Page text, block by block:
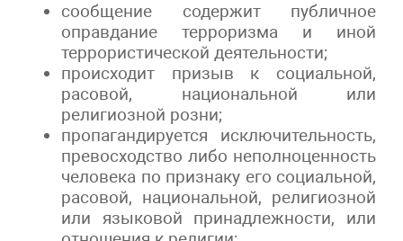
сообщение содержит публичное
оправдание терроризма и иной
террористической деятельности;
происходит призыв к социальной,
расовой, национальной или
религиозной розни;
пропагандируется исключительность,
превосходство либо неполноценность
человека по признаку его социальной,
расовой, национальной, религиозной
или языковой принадлежности, или